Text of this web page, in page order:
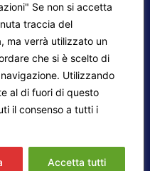
Se non si accetta
traccia del
ma verrà utilizzato un
che si è scelto di
Utilizzando
al di fuori di questo
il consenso a tutti i
Accetta tutti
su:
riservati.